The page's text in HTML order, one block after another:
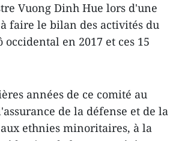
Vuong Dinh Hue lors d'une
faire le bilan des activités du
en 2017 et ces 15
années de ce comité au
de la défense et de la
ethnies minoritaires, à la